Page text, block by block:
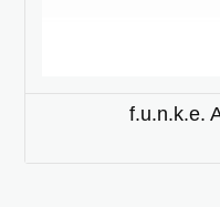
f.u.n.k.e.